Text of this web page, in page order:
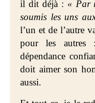
il dit déjà : « Par
soumis les uns
l’un et de l’autre
pour les autres
dépendance
doit aimer son
aussi.